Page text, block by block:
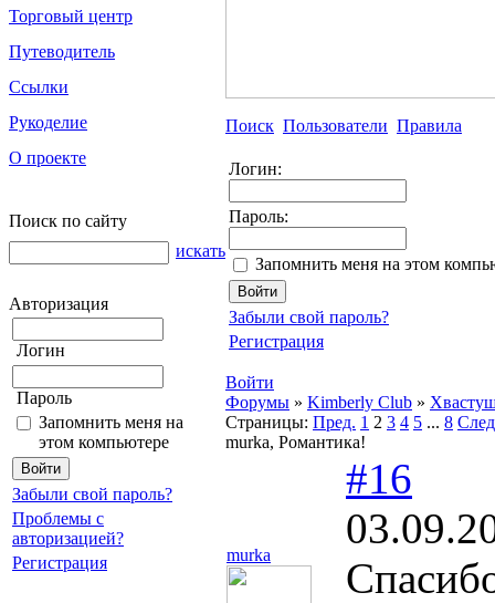
Торговый центр
Путеводитель
Ссылки
Рукоделие
О проекте
Поиск по сайту
искать
Авторизация
Логин
Пароль
Запомнить меня на
этом компьютере
Забыли свой пароль?
Проблемы с
авторизацией?
Регистрация
Поиск Пользователи Правила
Логин:
Пароль:
Запомнить меня на этом
Забыли свой пароль?
Регистрация
Войти
Форумы » Kimberly Club »
Страницы: Пред. 1 2 3 4 5 ... 8
murka, Романтика!
murka
#16